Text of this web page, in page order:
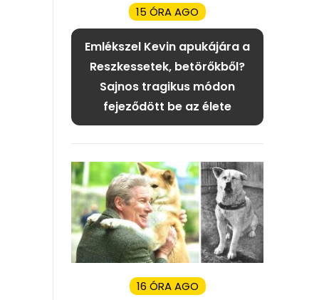
15 ÓRA AGO
Emlékszel Kevin apukájára a
Reszkessetek, betörőkből?
Sajnos tragikus módon
fejeződött be az élete
16 ÓRA AGO